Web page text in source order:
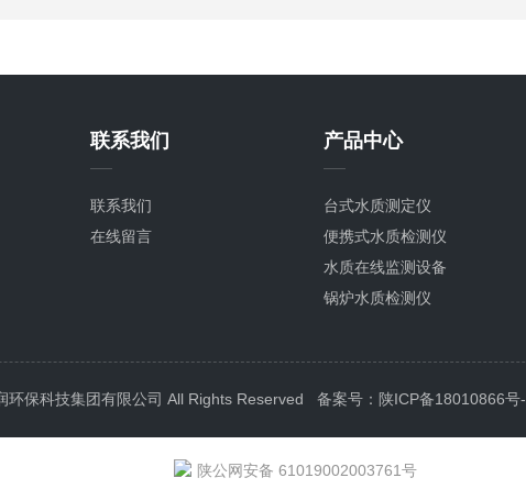
联系我们
联系我们
在线留言
产品中心
台式水质测定仪
便携式水质检测仪
水质在线监测设备
锅炉水质检测仪
循环冷却水检测仪
饮用水水质检测仪器
污水检测仪器
环保科技集团有限公司 All Rights Reserved 备案号：陕ICP备18010866号
陕公网安备 61019002003761号